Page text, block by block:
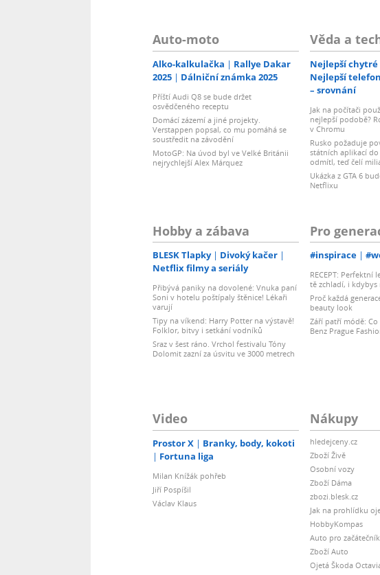
Auto-moto
Alko-kalkulačka
Rallye Dakar
2025
Dálniční známka 2025
Příští Audi Q8 se bude držet
osvědčeného receptu
Domácí zázemí a jiné projekty.
Verstappen popsal, co mu pomáhá se
soustředit na závodění
MotoGP: Na úvod byl ve Velké Británii
nejrychlejší Alex Márquez
Věda a
Nejlepší
Nejlepší
– srovnání
Jak na počítači
nejlepší podobě?
v Chromu
Rusko požaduje
státních aplikací
odmítl, teď čelí
Ukázka z GTA 6
Netflixu
Hobby a zábava
BLESK Tlapky
Divoký kačer
Netflix filmy a seriály
Přibývá paniky na dovolené: Vnuka paní
Soni v hotelu poštípaly štěnice! Lékaři
varují
Tipy na víkend: Harry Potter na výstavě!
Folklor, bitvy i setkání vodníků
Sraz v šest ráno. Vrchol festivalu Tóny
Dolomit zazní za úsvitu ve 3000 metrech
Pro
#inspirace
RECEPT: Perfektní
tě zchladí, i
Proč každá
beauty look
Září patří módě: Co
Benz Prague
Video
Prostor X
Branky, body, kokoti
Fortuna liga
Milan Knížák pohřeb
Jiří Pospíšil
Václav Klaus
Nákupy
hledejceny.cz
Zboží Živě
Osobní vozy
Zboží Dáma
zbozi.blesk.cz
Jak na prohlídku
HobbyKompas
Auto pro
Zboží Auto
Ojetá Škoda